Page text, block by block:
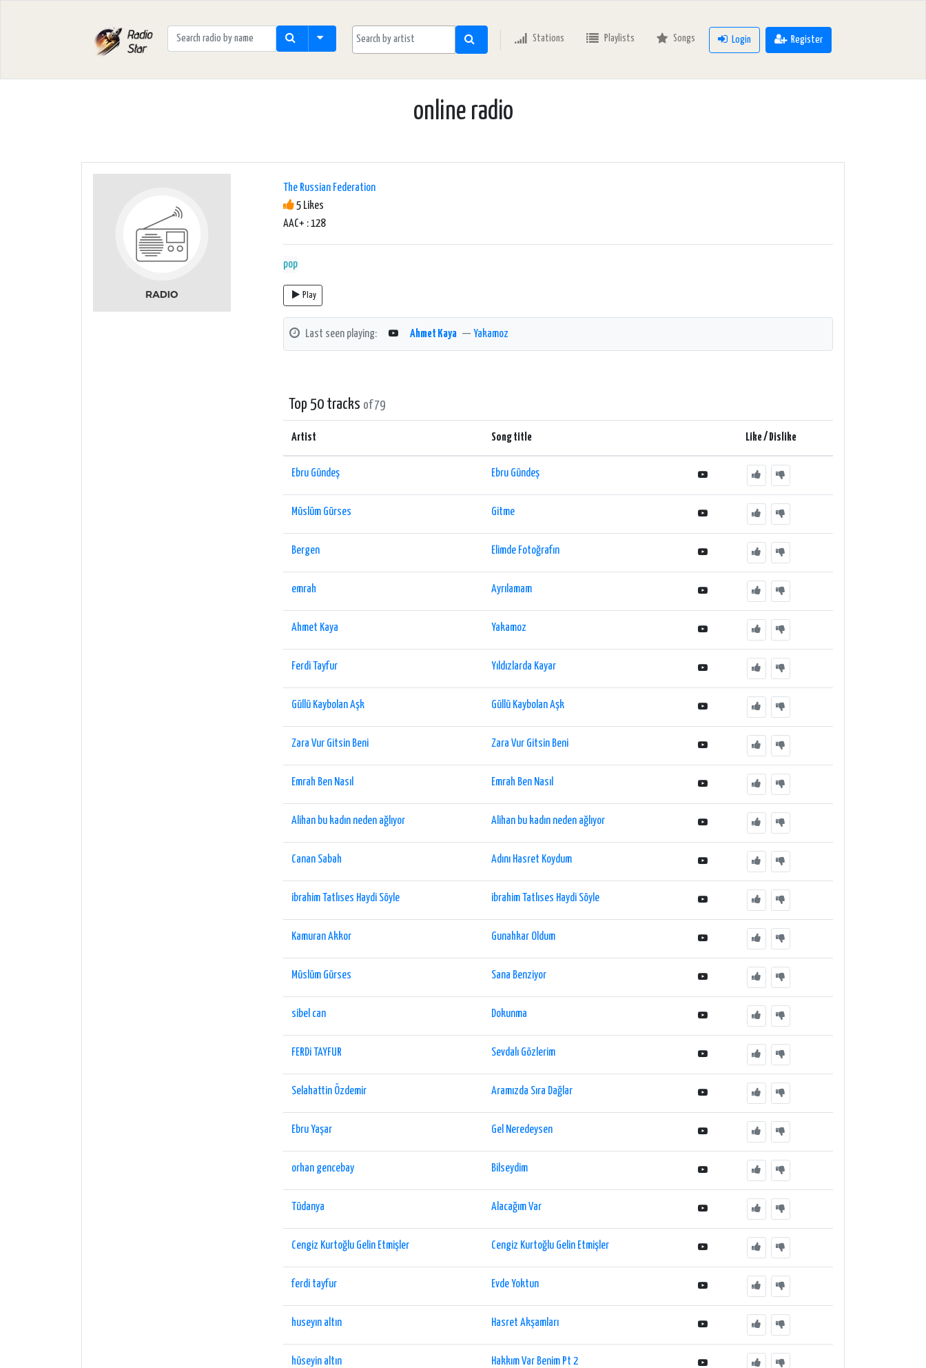
Stations Playlists Songs Login Register
online radio
The Russian Federation
5 Likes
AAC+ : 128
pop
Play
Last seen playing: Ahmet Kaya — Yakamoz
Top 50 tracks of 79
Artist Song title Like / Dislike
Ebru Gündeş Ebru Gündeş
Müslüm Gürses Gitme
Bergen Elimde Fotoğrafın
emrah Ayrılamam
Ahmet Kaya Yakamoz
Ferdi Tayfur Yıldızlarda Kayar
Güllü Kaybolan Aşk Güllü Kaybolan Aşk
Zara Vur Gitsin Beni Zara Vur Gitsin Beni
Emrah Ben Nasıl Emrah Ben Nasıl
Alihan bu kadın neden ağlıyor Alihan bu kadın neden ağlıyor
Canan Sabah Adını Hasret Koydum
ibrahim Tatlıses Haydi Söyle ibrahim Tatlıses Haydi Söyle
Kamuran Akkor Gunahkar Oldum
Müslüm Gürses Sana Benziyor
sibel can Dokunma
FERDi TAYFUR Sevdalı Gözlerim
Selahattin Özdemir Aramızda Sıra Dağlar
Ebru Yaşar Gel Neredeysen
orhan gencebay Bilseydim
Tüdanya Alacağım Var
Cengiz Kurtoğlu Gelin Etmişler Cengiz Kurtoğlu Gelin Etmişler
ferdi tayfur Evde Yoktun
huseyın altın Hasret Akşamları
hüseyin altın Hakkım Var Benim Pt 2